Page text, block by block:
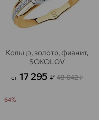
Кольцо, золото, фианит,
SOKOLOV
от 17 295 ₽ 48 042₽
64%